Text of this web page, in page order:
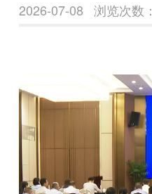
2026-07-08 浏览次数：